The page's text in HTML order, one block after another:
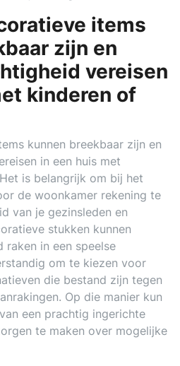
items
zijn en
vereisen
kinderen of
kunnen breekbaar zijn en
in een huis met
is belangrijk om bij het
de woonkamer rekening te
van je gezinsleden en
stukken kunnen
raken in een speelse
om te kiezen voor
die bestand zijn tegen
Op die manier kun
een prachtig ingerichte
te maken over mogelijke